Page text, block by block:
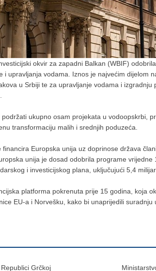
okvir za zapadni Balkan (WBIF)
i upravljanja vodama. Iznos je najvećim dijelom
u Srbiji te za upravljanje vodama i
ukupno osam projekata u vodoopskrbi,
transformaciju malih i srednjih poduzeća.
financira Europska unija uz doprinose država
unija je dosad odobrila programe
i investicijskog plana, uključujući 5,4
platforma pokrenuta prije 15 godina, koja
EU-a i Norvešku, kako bi unaprijedili suradnju
Grčkoj